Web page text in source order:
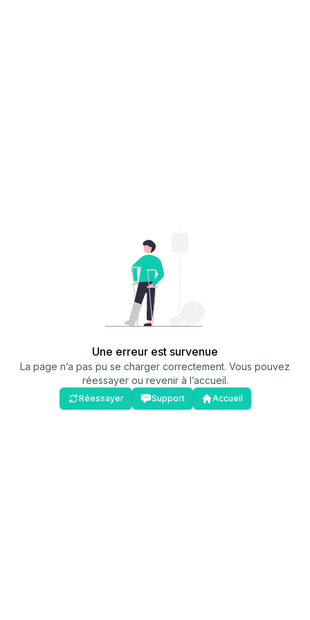
Une erreur est survenue
La page n’a pas pu se charger correctement. Vous pouvez
réessayer ou revenir à l’accueil.
Réessayer Support Accueil